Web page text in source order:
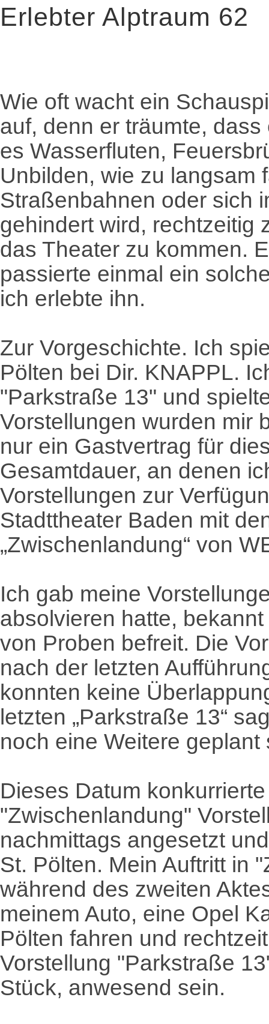
Erlebter Alptraum 62
Wie oft wacht ein
auf, denn er träumte,
es Wasserfluten,
Unbilden, wie zu langsam
Straßenbahnen oder sich
gehindert wird, rechtzeitig
das Theater zu kommen.
passierte einmal ein
ich erlebte ihn.
Zur Vorgeschichte. Ich
Pölten bei Dir. KNAPPL.
"Parkstraße 13" und
Vorstellungen wurden mir
nur ein Gastvertrag für
Gesamtdauer, an denen
Vorstellungen zur
Stadttheater Baden mit
„Zwischenlandung“ von
Ich gab meine
absolvieren hatte,
von Proben befreit. Die
nach der letzten
konnten keine
letzten „Parkstraße 13“
noch eine Weitere geplant
Dieses Datum
"Zwischenlandung"
nachmittags angesetzt
St. Pölten. Mein Auftritt in
während des zweiten
meinem Auto, eine Opel
Pölten fahren und
Vorstellung "Parkstraße
Stück, anwesend sein.